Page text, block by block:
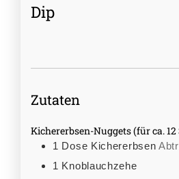
Dip
Zutaten
Kichererbsen-Nuggets (für ca. 12
1 Dose Kichererbsen
1 Knoblauchzehe